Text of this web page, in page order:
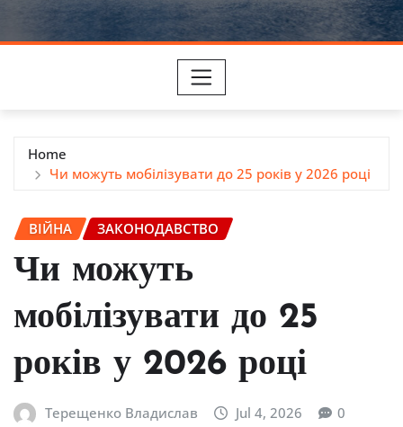
Home
Чи можуть мобілізувати до 25 років у 2026 році
ВІЙНА ЗАКОНОДАВСТВО
Чи можуть
мобілізувати до 25
років у 2026 році
Терещенко Владислав Jul 4, 2026 0